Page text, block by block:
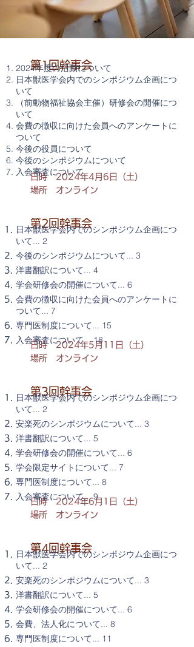
第1回幹事会
日時 2024年4月6日（土）
場所 オンライン
2024年度の活動について
日本獣医学会内でのシンポジウム企画につ
いて
（前動物福祉協会主催）研修会の開催につ
いて
会費の徴収に向けた会員へのアンケートに
ついて
今後の役員について
今後のシンポジウムについて
入会審査について
第2回幹事会
日時 2024年5月11日（土）
場所 オンライン
日本獣医学会内でのシンポジウム企画につ
いて... 2
今後のシンポジウムについて... 3
洋書翻訳について... 4
学会研修会の開催について... 6
会費の徴収に向けた会員へのアンケートに
ついて... 7
専門医制度について... 15
入会審査について 18
第3回幹事会
日時 2024年6月1日（土）
場所 オンライン
日本獣医学会内でのシンポジウム企画につ
いて... 2
安楽死のシンポジウムについて... 3
洋書翻訳について... 5
学会研修会の開催について... 6
学会限定サイトについて... 7
専門医制度について... 8
入会審査について... 9
第4回幹事会
日本獣医学会内でのシンポジウム企画につ
いて... 2
安楽死のシンポジウムについて... 3
洋書翻訳について... 5
学会研修会の開催について... 6
会費、法人化について... 8
専門医制度について... 11